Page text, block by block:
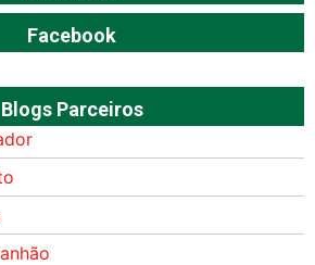
Facebook
Blogs Parceiros